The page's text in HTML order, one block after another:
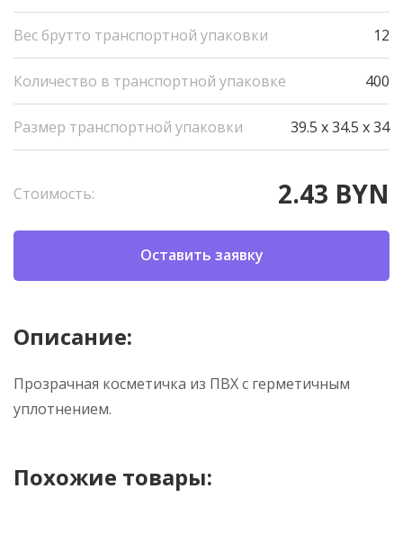
Вес брутто транспортной упаковки 12
Количество в транспортной упаковке 400
Размер транспортной упаковки 39.5 x 34.5 x 34
Стоимость: 2.43 BYN
Оставить заявку
Описание:
Прозрачная косметичка из ПВХ с герметичным
уплотнением.
Похожие товары: